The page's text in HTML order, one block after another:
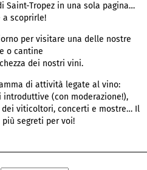
Saint-Tropez in una sola pagina…
a scoprirle!
per visitare una delle nostre
o cantine
dei nostri vini.
di attività legate al vino:
(con moderazione!),
dei viticoltori, concerti e mostre… Il
segreti per voi!